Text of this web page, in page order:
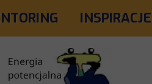
INSPIRACJE